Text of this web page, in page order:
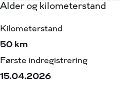
Ydelse: 286 hk (210 kW)
monteret!
Ejerafgift: 460,- halvårligt
⭐ Elektrisk Svingbart Træk
Alder og kilometerstand
Kilometerstand
50 km
Første indregistrering
15.04.2026
Motor og ydelse
0-100 km/t
-
Tophastighed
180 km/t
Elektriske egenskaber
Batteristørrelse
86,00 kWh
Rækkevidde (WLTP)
680,00 km
Rummelighed og mål
Køreklar vægt
2271 kg
Totalvægt
2700 kg
Økonomi
Brændstofforbrug (NEDC)
64,26 km/l
Grøn ejerafgift (årlig)
920